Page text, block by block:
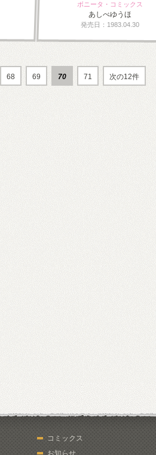
ボニータ・コミックス
あしべゆうほ
発売日：1983.04.30
68 69 70 71 次の12件
コミックス
お知らせ